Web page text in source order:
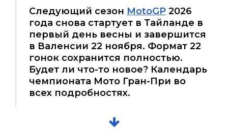
Следующий сезон MotoGP 2026
года снова стартует в Тайланде в
первый день весны и завершится
в Валенсии 22 ноября. Формат 22
гонок сохранится полностью.
Будет ли что-то новое? Календарь
чемпионата Мото Гран-При во
всех подробностях.